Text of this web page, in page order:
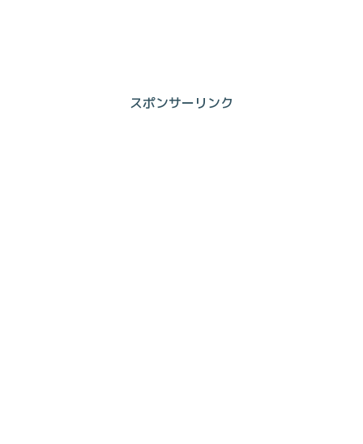
スポンサーリンク